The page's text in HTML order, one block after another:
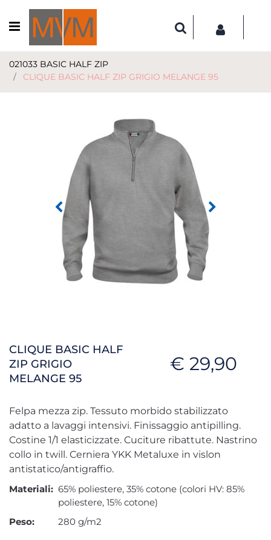
Open menu
021033 BASIC HALF ZIP
CLIQUE BASIC HALF ZIP GRIGIO MELANGE 95
CLIQUE BASIC HALF
ZIP GRIGIO
MELANGE 95
€ 29,90
Felpa mezza zip. Tessuto morbido stabilizzato
adatto a lavaggi intensivi. Finissaggio antipilling.
Costine 1/1 elasticizzate. Cuciture ribattute. Nastrino
collo in twill. Cerniera YKK Metaluxe in vislon
antistatico/antigraffio.
Materiali: 65% poliestere, 35% cotone (colori HV: 85%
poliestere, 15% cotone)
Peso:
280 g/m2